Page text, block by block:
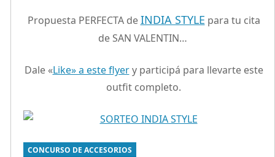
Propuesta PERFECTA deINDIA STYLE para tu cita
de SAN VALENTIN…
Dale «Like» a este flyery participá para llevarte este
outfit completo.
CONCURSO DE ACCESORIOS